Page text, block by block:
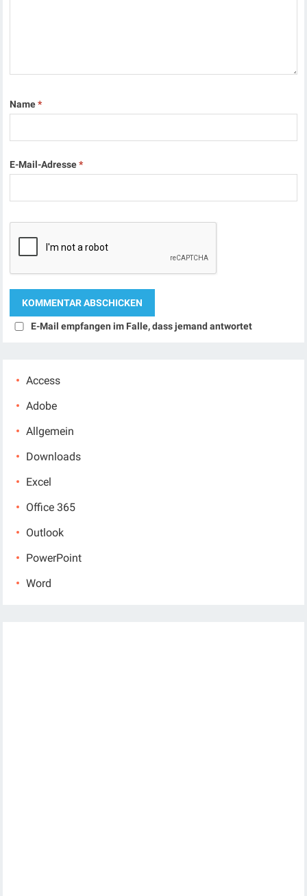
Name*
E-Mail-Adresse*
E-Mail empfangen im Falle, dass jemand antwortet
Access
Adobe
Allgemein
Downloads
Excel
Office 365
Outlook
PowerPoint
Word